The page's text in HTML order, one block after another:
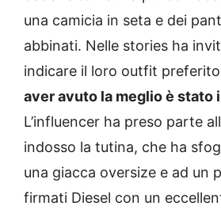
una camicia in seta e dei
abbinati. Nelle stories ha
indicare il loro outfit preferito
aver avuto la meglio è stato
L’influencer ha preso parte
indosso la tutina, che ha
una giacca oversize e ad un
firmati Diesel con un